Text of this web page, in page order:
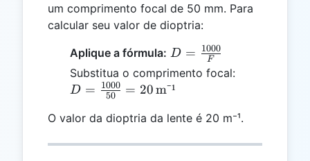
um comprimento focal de 50 mm. Para
calcular seu valor de dioptria:
Aplique a fórmula: D =
\frac{1000}
{F}
D = F
1000
Substitua o comprimento focal:
\,
D = 50
1000 = 20m⁻¹
O valor da dioptria da lente é 20 m⁻¹.